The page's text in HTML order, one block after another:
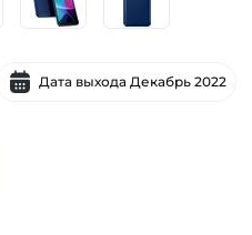
Дата выхода Декабрь 2022